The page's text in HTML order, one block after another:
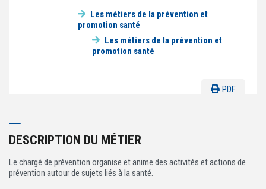
Le kit de déploiement
OFFRE DE SERVICES
ACTIVITÉS PARITAIRES
Les rapports d’activité de la branche Mutualité
MÉTIERS
L’Observatoire des Métiers
Les métiers de la prévention et
promotion santé
Les métiers de la prévention et
promotion santé
PDF
DESCRIPTION DU MÉTIER
Le chargé de prévention organise et anime des activités et actions de
prévention autour de sujets liés à la santé.